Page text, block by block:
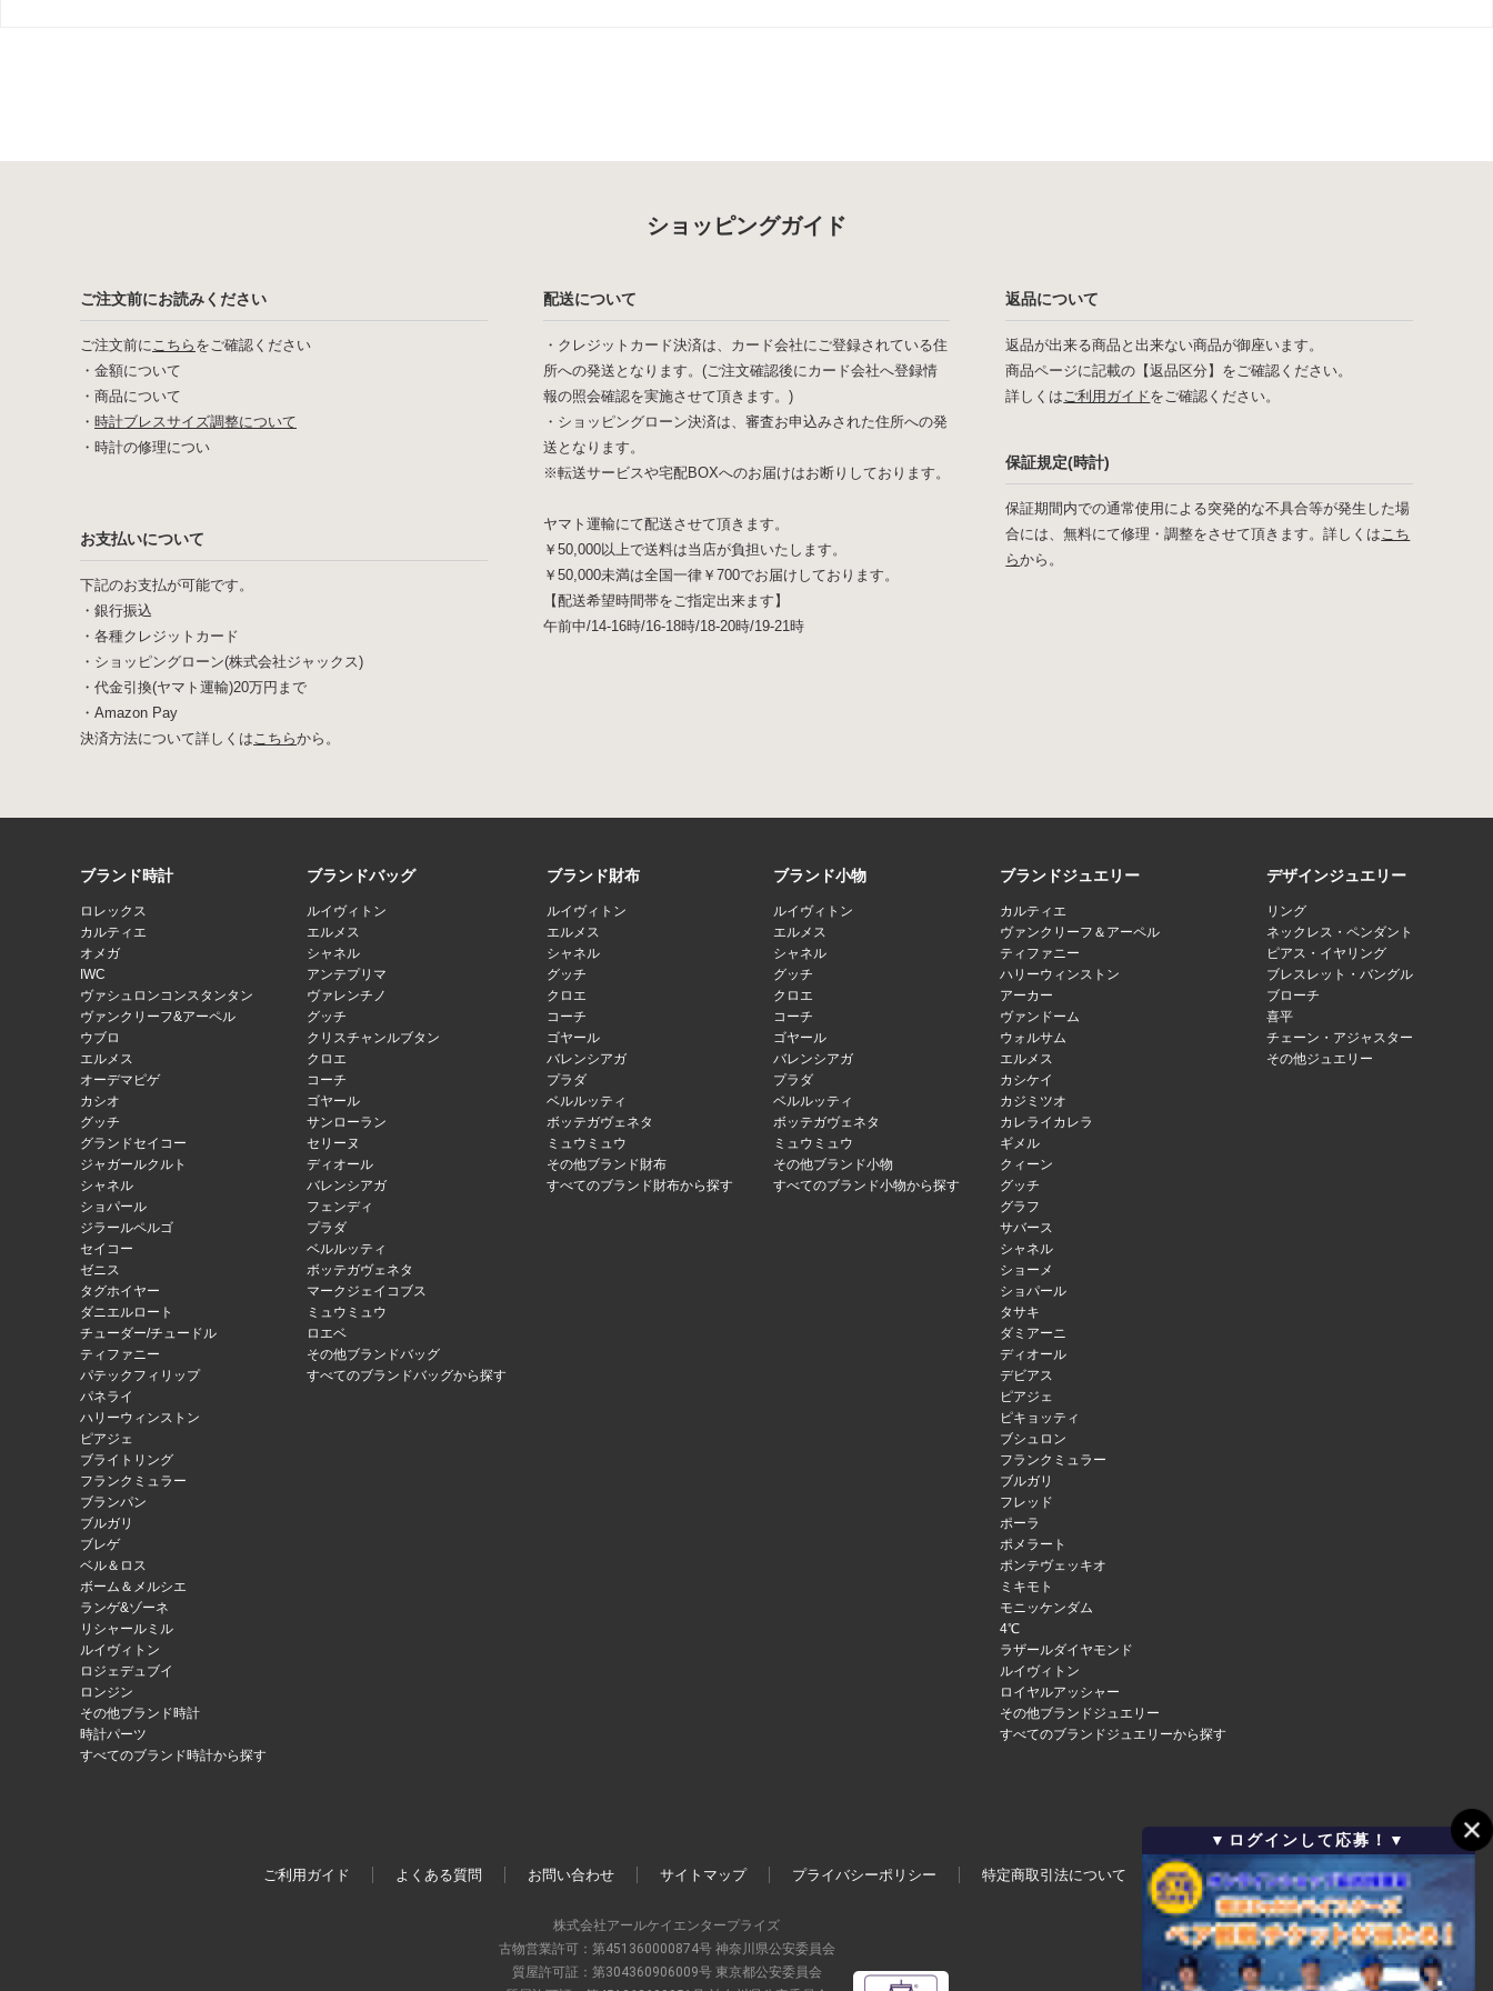
ショッピングガイド
ご注文前にお読みください
ご注文前にこちら をご確認ください
・ 金額について
・ 商品について
・ 時計ブレスサイズ調整について
・ 時計の修理につい
お支払いについて
下記のお支払が可能です。
・銀行振込
・各種クレジットカード
・ショッピングローン(株式会社ジャックス)
・代金引換(ヤマト運輸)20万円まで
・Amazon Pay
決済方法について詳しくはこちらから。
配送について
・クレジットカード決済は、カード会社にご登録されている住
所への発送となります。(ご注文確認後にカード会社へ登録情
報の照会確認を実施させて頂きます。)
・ショッピングローン決済は、審査お申込みされた住所への発
送となります。
※転送サービスや宅配BOXへのお届けはお断りしております。
ヤマト運輸にて配送させて頂きます。
￥50,000以上で送料は当店が負担いたします。
￥50,000未満は全国一律￥700でお届けしております。
【配送希望時間帯をご指定出来ます】
午前中/14-16時/16-18時/18-20時/19-21時
返品について
返品が出来る商品と出来ない商品が御座います。
商品ページに記載の【返品区分】をご確認ください。
詳しくはご利用ガイドをご確認ください。
保証規定(時計)
保証期間内での通常使用による突発的な不具合等が発生した場
合には、無料にて修理・調整をさせて頂きます。詳しくはこち
らから。
ブランド時計
ロレックス
カルティエ
オメガ
IWC
ヴァシュロンコンスタンタン
ヴァンクリーフ&アーペル
ウブロ
エルメス
オーデマピゲ
カシオ
グッチ
グランドセイコー
ジャガールクルト
シャネル
ショパール
ジラールペルゴ
セイコー
ゼニス
タグホイヤー
ダニエルロート
チューダー/チュードル
ティファニー
パテックフィリップ
パネライ
ハリーウィンストン
ピアジェ
ブライトリング
フランクミュラー
ブランパン
ブルガリ
ブレゲ
ベル＆ロス
ボーム＆メルシエ
ランゲ&ゾーネ
リシャールミル
ルイヴィトン
ロジェデュブイ
ロンジン
その他ブランド時計
時計パーツ
すべてのブランド時計から探す
ブランドバッグ
ルイヴィトン
エルメス
シャネル
アンテプリマ
ヴァレンチノ
グッチ
クリスチャンルブタン
クロエ
コーチ
ゴヤール
サンローラン
セリーヌ
ディオール
バレンシアガ
フェンディ
プラダ
ベルルッティ
ボッテガヴェネタ
マークジェイコブス
ミュウミュウ
ロエベ
その他ブランドバッグ
すべてのブランドバッグから探す
ブランド財布
ルイヴィトン
エルメス
シャネル
グッチ
クロエ
コーチ
ゴヤール
バレンシアガ
プラダ
ベルルッティ
ボッテガヴェネタ
ミュウミュウ
その他ブランド財布
すべてのブランド財布から探す
ブランド小物
ルイヴィトン
エルメス
シャネル
グッチ
クロエ
コーチ
ゴヤール
バレンシアガ
プラダ
ベルルッティ
ボッテガヴェネタ
ミュウミュウ
その他ブランド小物
すべてのブランド小物から探す
ブランドジュエリー
カルティエ
ヴァンクリーフ＆アーペル
ティファニー
ハリーウィンストン
アーカー
ヴァンドーム
ウォルサム
エルメス
カシケイ
カジミツオ
カレライカレラ
ギメル
クィーン
グッチ
グラフ
サバース
シャネル
ショーメ
ショパール
タサキ
ダミアーニ
ディオール
デビアス
ピアジェ
ピキョッティ
ブシュロン
フランクミュラー
ブルガリ
フレッド
ポーラ
ポメラート
ポンテヴェッキオ
ミキモト
モニッケンダム
4℃
ラザールダイヤモンド
ルイヴィトン
ロイヤルアッシャー
その他ブランドジュエリー
すべてのブランドジュエリーから探す
デザインジュエリー
リング
ネックレス・ペンダント
ピアス・イヤリング
ブレスレット・バングル
ブローチ
喜平
チェーン・アジャスター
その他ジュエリー
ご利用ガイド よくある質問 お問い合わせ サイトマップ プライバシーポリシー 特定商取引法について 会社概要
株式会社アールケイエンタープライズ
古物営業許可：第451360000874号 神奈川県公安委員会
質屋許可証：第304360906009号 東京都公安委員会
▼ログインして応募！▼